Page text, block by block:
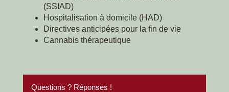
(SSIAD)
Hospitalisation à domicile (HAD)
Directives anticipées pour la fin de vie
Cannabis thérapeutique
Questions ? Réponses !